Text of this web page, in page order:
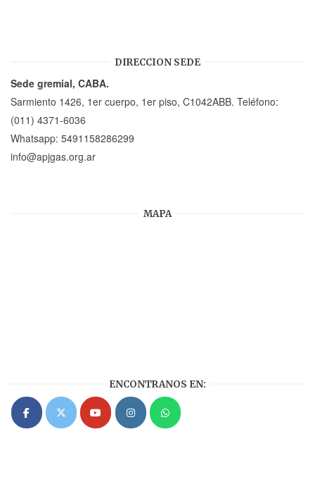
DIRECCION SEDE
Sede gremial, CABA.
Sarmiento 1426, 1er cuerpo, 1er piso, C1042ABB. Teléfono:
(011) 4371-6036
Whatsapp: 5491158286299
info@apjgas.org.ar
MAPA
ENCONTRANOS EN: